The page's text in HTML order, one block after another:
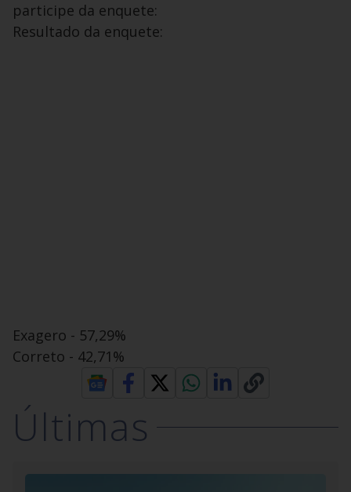
participe da enquete:
Resultado da enquete:
Exagero - 57,29%
Correto - 42,71%
Últimas